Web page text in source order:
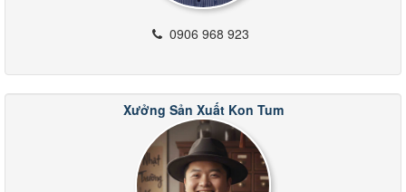
0906 968 923
Xưởng Sản Xuất Kon Tum